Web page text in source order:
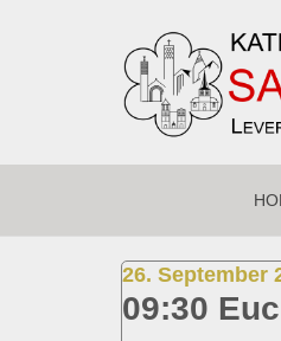
26. September
09:30